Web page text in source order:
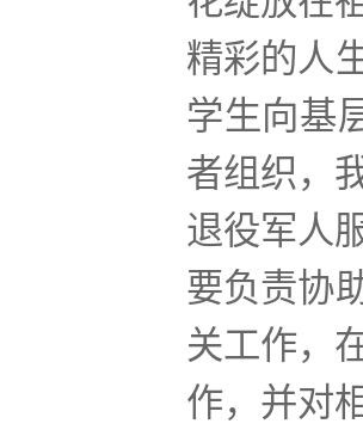
精彩的人
学生向基
者组织，
退役军人
要负责协
关工作，
作，并对